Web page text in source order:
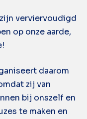
verviervoudigd
op onze aarde,
daarom
zij van
bij onszelf en
te maken en